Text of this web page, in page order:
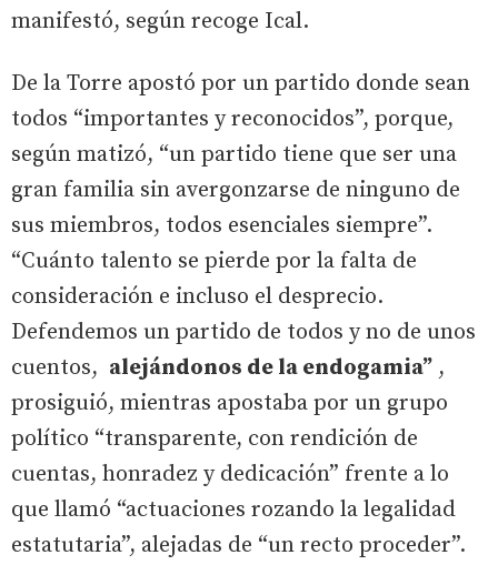
manifestó, según recoge Ical.
De la Torre apostó por un partido donde sean
todos “importantes y reconocidos”, porque,
según matizó, “un partido tiene que ser una
gran familia sin avergonzarse de ninguno de
sus miembros, todos esenciales siempre”.
“Cuánto talento se pierde por la falta de
consideración e incluso el desprecio.
Defendemos un partido de todos y no de unos
cuentos, alejándonos de la endogamia” ,
prosiguió, mientras apostaba por un grupo
político “transparente, con rendición de
cuentas, honradez y dedicación” frente a lo
que llamó “actuaciones rozando la legalidad
estatutaria”, alejadas de “un recto proceder”.